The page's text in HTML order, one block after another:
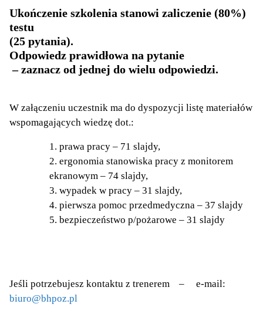
Ukończenie szkolenia stanowi zaliczenie (80%)
testu
(25 pytania).
Odpowiedz prawidłowa na pytanie
– zaznacz od jednej do wielu odpowiedzi.
W załączeniu uczestnik ma do dyspozycji listę materiałów
wspomagających wiedzę dot.:
prawa pracy – 71 slajdy,
ergonomia stanowiska pracy z monitorem
ekranowym – 74 slajdy,
wypadek w pracy – 31 slajdy,
pierwsza pomoc przedmedyczna – 37 slajdy
bezpieczeństwo p/pożarowe – 31 slajdy
Jeśli potrzebujesz kontaktu z trenerem – e-mail:
biuro@bhpoz.pl